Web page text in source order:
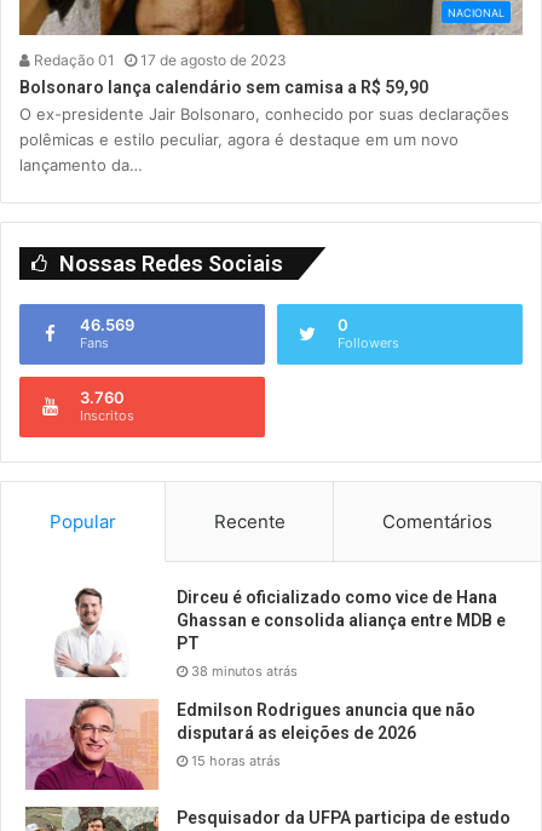
NACIONAL
Redação 01 17 de agosto de 2023
Bolsonaro lança calendário sem camisa a R$ 59,90
O ex-presidente Jair Bolsonaro, conhecido por suas declarações
polêmicas e estilo peculiar, agora é destaque em um novo
lançamento da…
Nossas Redes Sociais
46.569
Fans
0
Followers
3.760
Inscritos
Popular Recente Comentários
Dirceu é oficializado como vice de Hana
Ghassan e consolida aliança entre MDB e
PT
38 minutos atrás
Edmilson Rodrigues anuncia que não
disputará as eleições de 2026
15 horas atrás
Pesquisador da UFPA participa de estudo